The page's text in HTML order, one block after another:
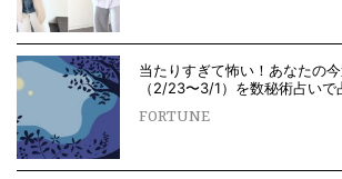
当たりすぎて怖い！あなたの
（2/23〜3/1）を数秘術占いで
FORTUNE